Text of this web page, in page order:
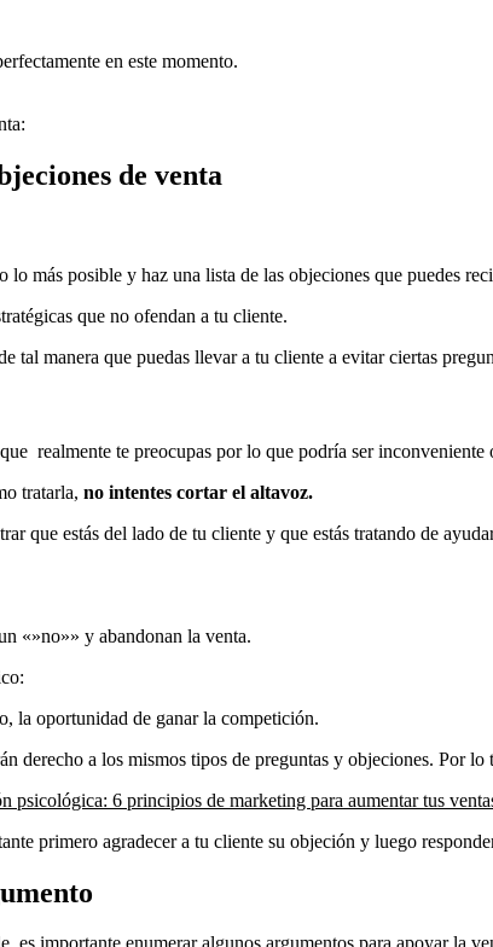
en este momento.
de venta
más posible y haz una lista de las objeciones que puedes
que no ofendan a tu cliente.
tal manera que puedas llevar a tu cliente a evitar ciertas
realmente te preocupas por lo que podría ser inconveniente
tratarla, no intentes cortar el altavoz.
que estás del lado de tu cliente y que estás tratando de
«»no»» y abandonan la venta.
la oportunidad de ganar la competición.
derecho a los mismos tipos de preguntas y objeciones. Por
psicológica: 6 principios de marketing para aumentar tus
primero agradecer a tu cliente su objeción y luego